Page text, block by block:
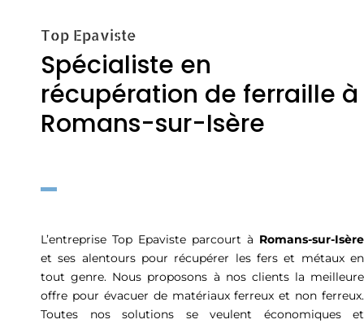
Top Epaviste
Spécialiste en
récupération de ferraille à
Romans-sur-Isère
L’entreprise Top Epaviste parcourt à Romans-sur-Isère
et ses alentours pour récupérer les fers et métaux en
tout genre. Nous proposons à nos clients la meilleure
offre pour évacuer de matériaux ferreux et non ferreux.
Toutes nos solutions se veulent économiques et